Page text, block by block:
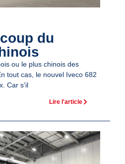
du
ou le plus chinois des
tout cas, le nouvel Iveco 682
Car s’il
Lire l'article